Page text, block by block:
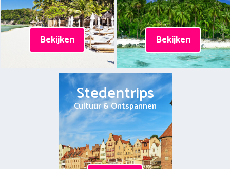
Bekijken Bekijken
Stedentrips
Cultuur & Ontspannen